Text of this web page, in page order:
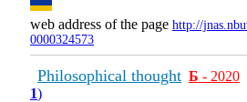
web address of the page http://
0000324573
Philosophical thought Б - 2020
1)